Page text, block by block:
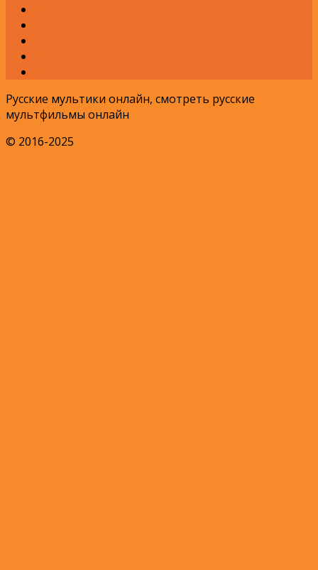
Русские мультики онлайн, смотреть русские
мультфильмы онлайн
© 2016-2025